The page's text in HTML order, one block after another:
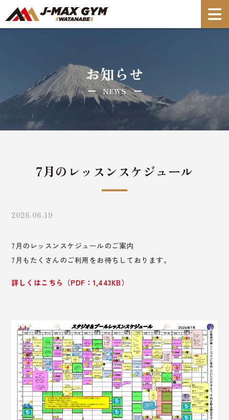
お知らせ
NEWS
7月のレッスンスケジュール
2026.06.19
7月のレッスンスケジュールのご案内
7月もたくさんのご利用をお待ちしております。
詳しくはこちら（PDF：1,443KB）